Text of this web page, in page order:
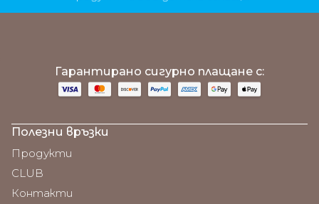
Гарантирано сигурно плащане с:
Полезни връзки
Продукти
CLUB
Контакти